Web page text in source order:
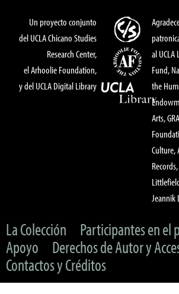
Un proyecto conjunto
del UCLA Chicano Studies
Research Center,
el Arhoolie Foundation,
y del UCLA Digital Library
al UCLA
Fund,
the
Arts,
Culture,
Jeannik
La Colección
Participantes en el
Apoyo
Derechos de Autor y
Contactos y Créditos